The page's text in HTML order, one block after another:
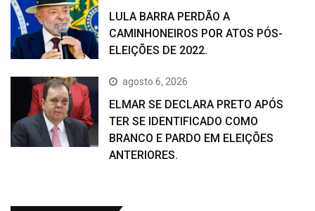
LULA BARRA PERDÃO A
CAMINHONEIROS POR ATOS PÓS-
ELEIÇÕES DE 2022.
agosto 6, 2026
ELMAR SE DECLARA PRETO APÓS
TER SE IDENTIFICADO COMO
BRANCO E PARDO EM ELEIÇÕES
ANTERIORES.